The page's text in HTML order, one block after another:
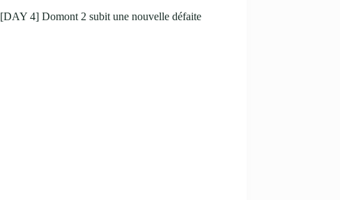
[DAY 4] Domont 2 subit une nouvelle défaite